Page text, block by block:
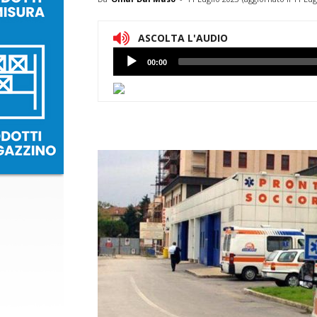
ASCOLTA L'AUDIO
Lettore
Audio
00:00